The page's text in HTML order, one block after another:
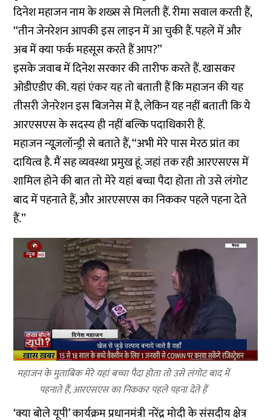
दिनेश महाजन नाम के शख्स से मिलती हैं. रीमा सवाल करती हैं,
‘‘तीन जेनरेशन आपकी इस लाइन में आ चुकी हैं. पहले में और
अब में क्या फर्क महसूस करते हैं आप?’’
इसके जवाब में दिनेश सरकार की तारीफ करते हैं. खासकर
ओडीएडीए की. यहां एंकर यह तो बताती हैं कि महाजन की यह
तीसरी जेनरेशन इस बिजनेस में है, लेकिन यह नहीं बताती कि ये
आरएसएस के सदस्य ही नहीं बल्कि पदाधिकारी हैं.
महाजन न्यूज़लॉन्ड्री से बताते हैं, ‘‘अभी मेरे पास मेरठ प्रांत का
दायित्व है. मैं सह व्यवस्था प्रमुख हूं. जहां तक रही आरएसएस में
शामिल होने की बात तो मेरे यहां बच्चा पैदा होता तो उसे लंगोट
बाद में पहनाते हैं, और आरएसएस का निककर पहले पहना देते
हैं.’’
महाजन के मुताबिक मेरे यहां बच्चा पैदा होता तो उसे लंगोट बाद में
पहनाते हैं, आरएसएस का निककर पहले पहना देते हैं
‘क्या बोले यूपी’ कार्यक्रम प्रधानमंत्री नरेंद्र मोदी के संसदीय क्षेत्र